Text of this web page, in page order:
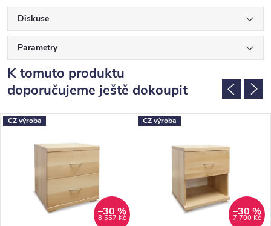
Diskuse
Parametry
K tomuto produktu
doporučujeme ještě dokoupit
CZ výroba
8 557 Kč
–30 %
CZ výroba
7 700 Kč
–30 %